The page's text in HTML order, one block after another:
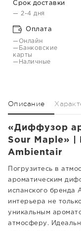
Срок доставки
— 2-4 дня
Оплата
—Онлайн
—Банковские
карты
—Наличные
Описание
«Диффузор
Sour Maple» |
Ambientair
Погрузитесь в
ароматическим
испанского бренда
интерьера не
уникальным
атмосферу.